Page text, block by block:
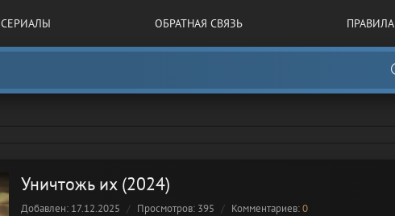
СЕРИАЛЫ ОБРАТНАЯ СВЯЗЬ ПРАВИЛА
Уничтожь их (2024)
Добавлен: 17.12.2025 Просмотров: 395 Комментариев:0